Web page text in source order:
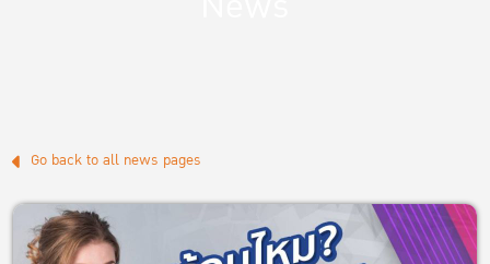
Go back to all news pages